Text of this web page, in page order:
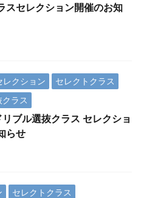
スセレクション開催のお知
レクション
セレクトクラス
クラス
ブル選抜クラス セレクショ
らせ
セレクトクラス